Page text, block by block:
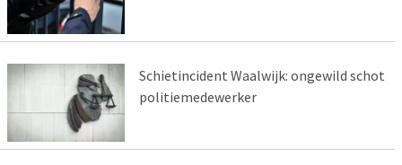
Schietincident Waalwijk: ongewild schot
politiemedewerker